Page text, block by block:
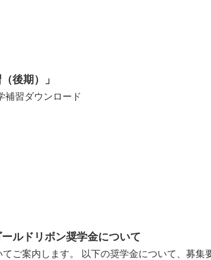
後期）」
補習ダウンロード
ルドリボン奨学金について
ご案内します。 以下の奨学金について、募